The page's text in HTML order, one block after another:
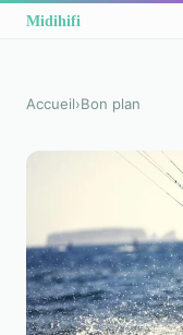
Accueil›Bon plan